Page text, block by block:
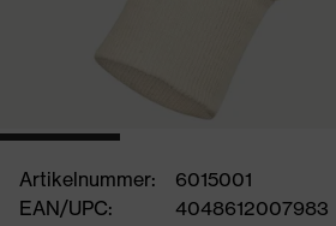
Artikelnummer:
6015001
EAN/UPC:
4048612007983